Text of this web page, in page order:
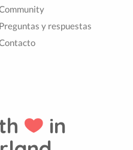
Preguntas y respuestas
in